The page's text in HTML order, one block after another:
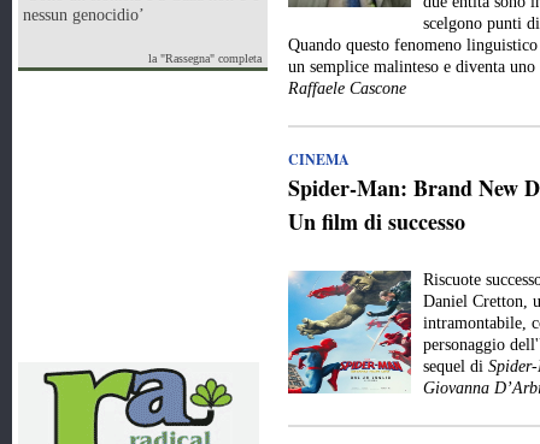
nessun genocidio’
la "Rassegna" completa
scelgono punti
Quando questo fenomeno
un semplice malinteso e diventa
Raffaele Cascone
CINEMA
Spider-Man: Brand New
Un film di successo
Riscuote
Daniel Cretton,
intramontabile,
personaggio
sequel di
Giovanna